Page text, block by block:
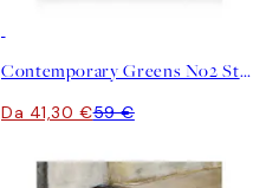
Contemporary Greens No2 Stampa su Tela
Da 41,30 €59 €